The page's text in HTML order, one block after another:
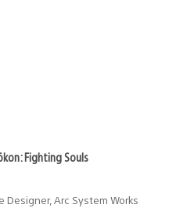
Fighting Souls
Designer, Arc System Works